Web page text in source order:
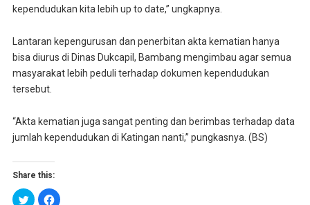
kependudukan kita lebih up to date,” ungkapnya.
Lantaran kepengurusan dan penerbitan akta kematian hanya
bisa diurus di Dinas Dukcapil, Bambang mengimbau agar semua
masyarakat lebih peduli terhadap dokumen kependudukan
tersebut.
“Akta kematian juga sangat penting dan berimbas terhadap data
jumlah kependudukan di Katingan nanti,” pungkasnya. (BS)
Share this:
K K